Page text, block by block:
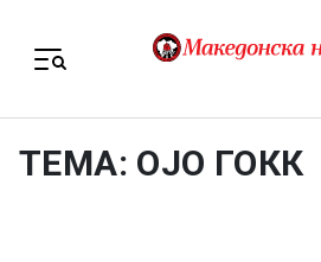
ТЕМА: ОЈО ГОКК